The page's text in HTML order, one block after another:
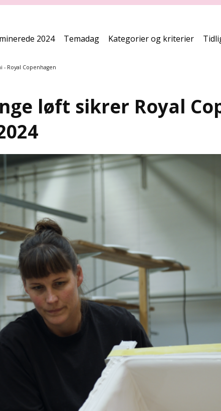
2024 Temadag Kategorier og kriterier
Royal Copenhagen
løft sikrer Royal